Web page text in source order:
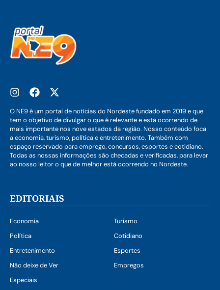
O NE9 é um portal de notícias do Nordeste fundado em 2019 e que
tem o objetivo de divulgar o que é relevante e está ocorrendo de
mais importante nos nove estados da região. Nosso conteúdo foca
a economia, turismo, política e entretenimento. Também com
espaço reservado para emprego, concursos, esportes e cotidiano.
Todas as nossas informações são checadas e verificadas, para levar
ao nosso leitor o que de melhor está ocorrendo no Nordeste.
EDITORIAIS
Economia
Turismo
Política
Cotidiano
Entretenimento
Esportes
Não deixe de Ver
Empregos
Especiais